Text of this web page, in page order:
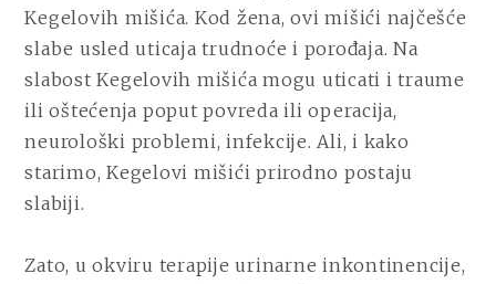
Kegelovih mišića. Kod žena, ovi mišići najčešće
slabe usled uticaja trudnoće i porođaja. Na
slabost Kegelovih mišića mogu uticati i traume
ili oštećenja poput povreda ili operacija,
neurološki problemi, infekcije. Ali, i kako
starimo, Kegelovi mišići prirodno postaju
slabiji.
Zato, u okviru terapije urinarne inkontinencije,